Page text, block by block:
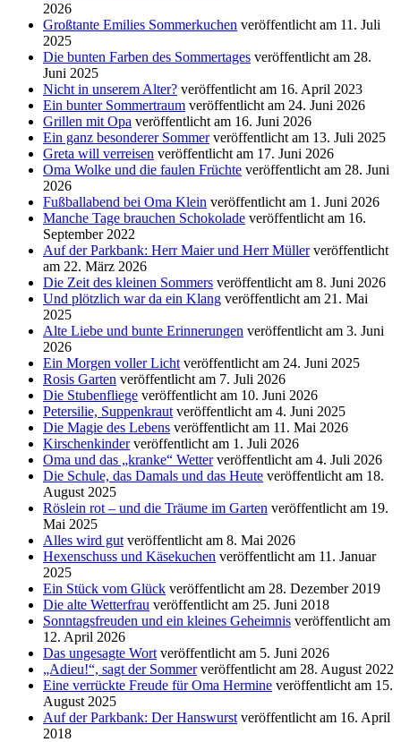
2026
Großtante Emilies Sommerkuchen veröffentlicht am 11. Juli
2025
Die bunten Farben des Sommertages veröffentlicht am 28.
Juni 2025
Nicht in unserem Alter? veröffentlicht am 16. April 2023
Ein bunter Sommertraum veröffentlicht am 24. Juni 2026
Grillen mit Opa veröffentlicht am 16. Juni 2026
Ein ganz besonderer Sommer veröffentlicht am 13. Juli 2025
Greta will verreisen veröffentlicht am 17. Juni 2026
Oma Wolke und die faulen Früchte veröffentlicht am 28. Juni
2026
Fußballabend bei Oma Klein veröffentlicht am 1. Juni 2026
Manche Tage brauchen Schokolade veröffentlicht am 16.
September 2022
Auf der Parkbank: Herr Maier und Herr Müller veröffentlicht
am 22. März 2026
Die Zeit des kleinen Sommers veröffentlicht am 8. Juni 2026
Und plötzlich war da ein Klang veröffentlicht am 21. Mai
2025
Alte Liebe und bunte Erinnerungen veröffentlicht am 3. Juni
2026
Ein Morgen voller Licht veröffentlicht am 24. Juni 2025
Rosis Garten veröffentlicht am 7. Juli 2026
Die Stubenfliege veröffentlicht am 10. Juni 2026
Petersilie, Suppenkraut veröffentlicht am 4. Juni 2025
Die Magie des Lebens veröffentlicht am 11. Mai 2026
Kirschenkinder veröffentlicht am 1. Juli 2026
Oma und das „kranke“ Wetter veröffentlicht am 4. Juli 2026
Die Schule, das Damals und das Heute veröffentlicht am 18.
August 2025
Röslein rot – und die Träume im Garten veröffentlicht am 19.
Mai 2025
Alles wird gut veröffentlicht am 8. Mai 2026
Hexenschuss und Käsekuchen veröffentlicht am 11. Januar
2025
Ein Stück vom Glück veröffentlicht am 28. Dezember 2019
Die alte Wetterfrau veröffentlicht am 25. Juni 2018
Sonntagsfreuden und ein kleines Geheimnis veröffentlicht am
12. April 2026
Das ungesagte Wort veröffentlicht am 5. Juni 2026
„Adieu!“, sagt der Sommer veröffentlicht am 28. August 2022
Eine verrückte Freude für Oma Hermine veröffentlicht am 15.
August 2025
Auf der Parkbank: Der Hanswurst veröffentlicht am 16. April
2018